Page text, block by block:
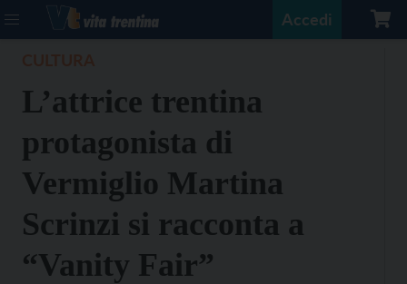
Accedi
L’attrice trentina
protagonista di
Vermiglio Martina
Scrinzi si racconta a
“Vanity Fair”